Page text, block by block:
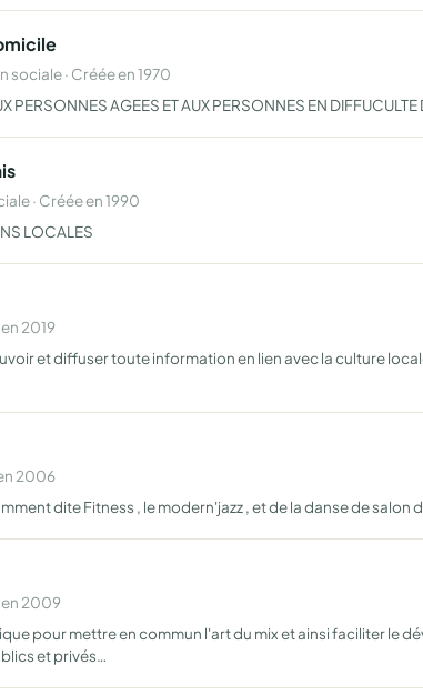
· Créée en 1970
PERSONNES AGEES ET AUX PERSONNES EN
· Créée en 1990
LOCALES
2019
et diffuser toute information en lien avec la culture
2006
dite Fitness , le modern'jazz , et de la danse de salon
en 2009
pour mettre en commun l'art du mix et ainsi faciliter le
et privés…